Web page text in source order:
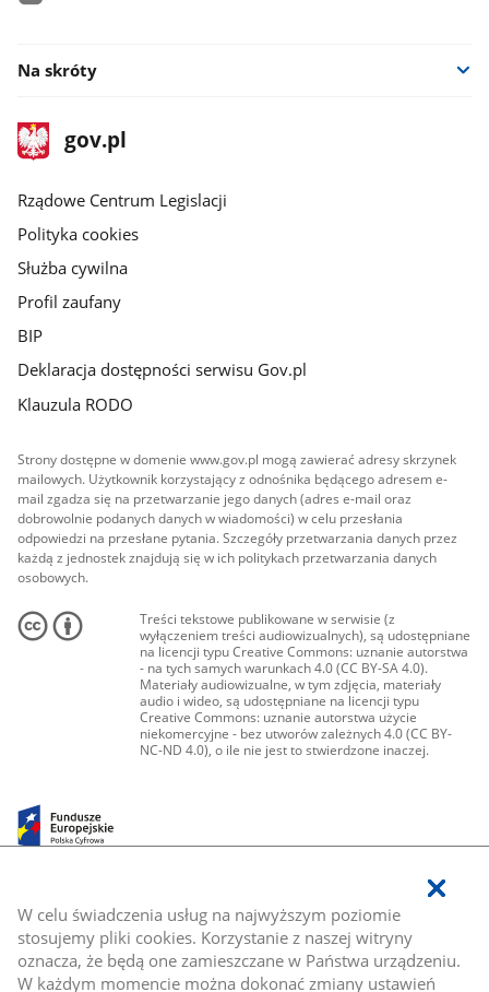
W celu świadczenia usług na najwyższym poziomie
stosujemy pliki cookies. Korzystanie z naszej witryny
oznacza, że będą one zamieszczane w Państwa urządzeniu.
W każdym momencie można dokonać zmiany ustawień
Na skróty
stopka
gov.plStrona
gov.pl
Rządowe Centrum Legislacji
Polityka cookies
Służba cywilna
Profil zaufany
BIP
Deklaracja dostępności serwisu Gov.pl
Klauzula RODO
Strony dostępne w domenie www.gov.pl mogą zawierać adresy skrzynek
mailowych. Użytkownik korzystający z odnośnika będącego adresem e-
mail zgadza się na przetwarzanie jego danych (adres e-mail oraz
dobrowolnie podanych danych w wiadomości) w celu przesłania
odpowiedzi na przesłane pytania. Szczegóły przetwarzania danych przez
każdą z jednostek znajdują się w ich politykach przetwarzania danych
osobowych.
Treści tekstowe publikowane w serwisie (z
wyłączeniem treści audiowizualnych), są udostępniane
na licencji typu Creative Commons: uznanie autorstwa
- na tych samych warunkach 4.0 (CC BY-SA 4.0).
Materiały audiowizualne, w tym zdjęcia, materiały
audio i wideo, są udostępniane na licencji typu
Creative Commons: uznanie autorstwa użycie
niekomercyjne - bez utworów zależnych 4.0 (CC BY-
NC-ND 4.0), o ile nie jest to stwierdzone inaczej.